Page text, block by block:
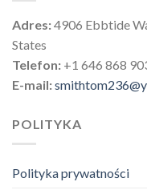
Adres:4906 Ebbtide
States
Telefon: +1 646 868
E-mail:
POLITYKA
Polityka prywatności